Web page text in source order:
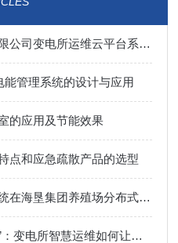
苏州炜晟恒业能源技术有限公司变电所运维云平台系统的研究与应用
管理系统的设计与应用
的应用及节能效果
点和应急疏散产品的选型
安科瑞分布式光伏监控系统在海垦集团养殖场分布式光伏发电项目中的应用
从“被动抢险”到“主动预警”：变电所智慧运维如何让隐患可见、故障可控